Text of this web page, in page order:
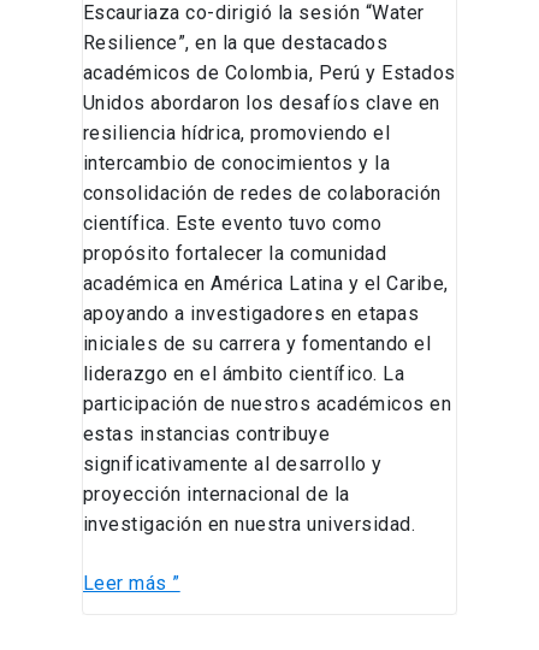
Escauriaza co-dirigió la sesión “Water
Resilience”, en la que destacados
académicos de Colombia, Perú y Estados
Unidos abordaron los desafíos clave en
resiliencia hídrica, promoviendo el
intercambio de conocimientos y la
consolidación de redes de colaboración
científica. Este evento tuvo como
propósito fortalecer la comunidad
académica en América Latina y el Caribe,
apoyando a investigadores en etapas
iniciales de su carrera y fomentando el
liderazgo en el ámbito científico. La
participación de nuestros académicos en
estas instancias contribuye
significativamente al desarrollo y
proyección internacional de la
investigación en nuestra universidad.
Leer más ”